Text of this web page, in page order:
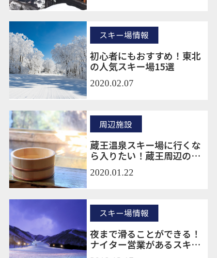
初心者にもおすすめ！東北
の人気スキー場15選
スキー場情報
2020.02.07
蔵王温泉スキー場に行くな
ら入りたい！蔵王周辺のお
すすめの温泉5選
周辺施設
2020.01.22
夜まで滑ることができる！
ナイター営業があるスキー
場11選！
スキー場情報